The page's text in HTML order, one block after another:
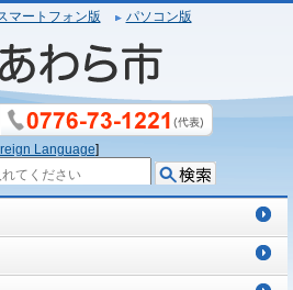
マートフォン版 パソコン版
Language]